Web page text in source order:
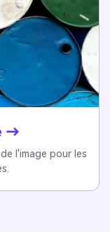
→
l'image pour les